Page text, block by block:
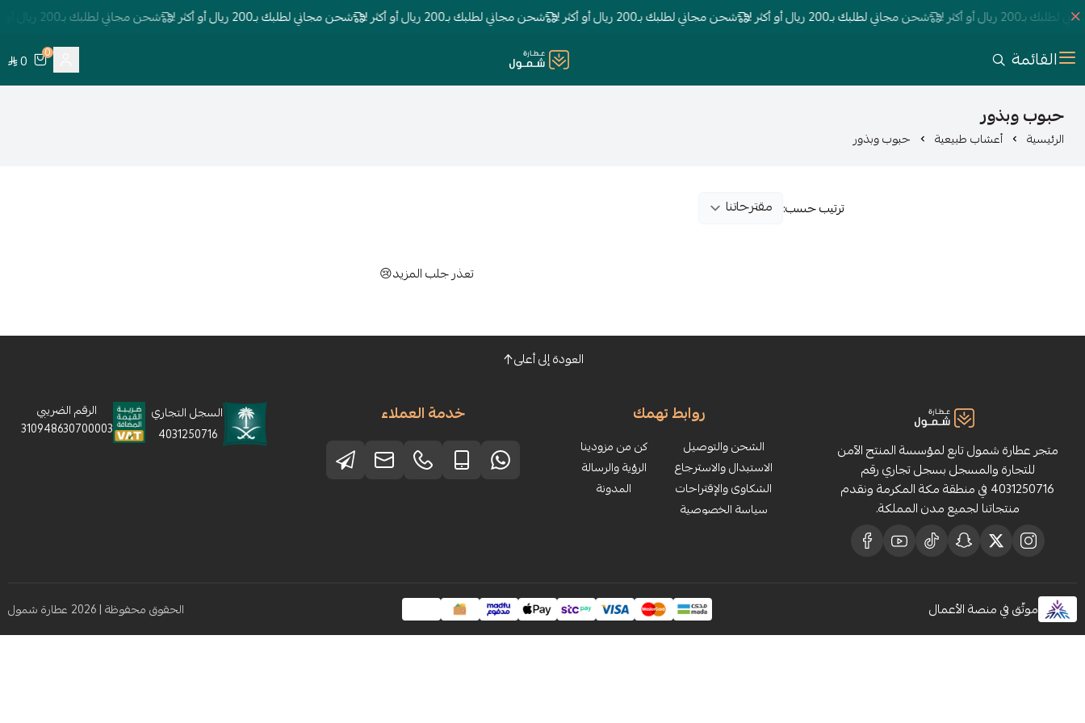
ريال أو أكثر ! شحن مجاني لطلبك بـ200 ريال أو أكثر ! شحن مجاني لطلبك بـ200 ريال أو أكثر ! شحن مجاني لطلبك بـ200 ريال أو أكثر ! شحن مجاني لطلبك بـ200 ريال أو أكثر ! شحن مجاني لطلبك بـ200 ريال أو أكثر !
القائمة عطارة شمول
0
0
حبوب وبذور
الرئيسية أعشاب طبيعية حبوب وبذور
ترتيب حسب:
تعذر جلب المزيد😢
العودة إلى أعلى
متجر عطارة شمول تابع لمؤسسة المنتج الآمن
للتجارة والمسجل بسجل تجاري رقم
4031250716 في منطقة مكة المكرمة ونقدم
منتجاتنا لجميع مدن المملكة.
روابط تهمك
الشحن والتوصيل
الاستبدال والاسترجاع
الشكاوى والإقتراحات
سياسة الخصوصية
كن من مزودينا
الرؤية والرسالة
المدونة
خدمة العملاء
السجل التجاري
4031250716
الرقم الضريبي
310948630700003
موثّق في منصة الأعمال الحقوق محفوظة | 2026 عطارة شمول